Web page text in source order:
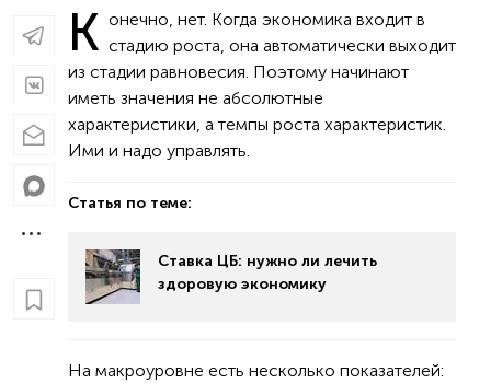
К онечно, нет. Когда экономика входит в
стадию роста, она автоматически выходит
из стадии равновесия. Поэтому начинают
иметь значения не абсолютные
характеристики, а темпы роста характеристик.
Ими и надо управлять.
Статья по теме:
Ставка ЦБ: нужно ли лечить
здоровую экономику
На макроуровне есть несколько показателей: